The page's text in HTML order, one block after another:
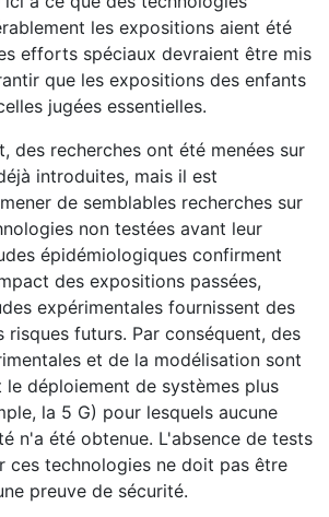
les expositions aient été
efforts spéciaux devraient être mis
que les expositions des enfants
jugées essentielles.
des recherches ont été menées sur
introduites, mais il est
de semblables recherches sur
non testées avant leur
épidémiologiques confirment
des expositions passées,
expérimentales fournissent des
risques futurs. Par conséquent, des
et de la modélisation sont
le déploiement de systèmes plus
la 5 G) pour lesquels aucune
n'a été obtenue. L'absence de tests
ces technologies ne doit pas être
preuve de sécurité.